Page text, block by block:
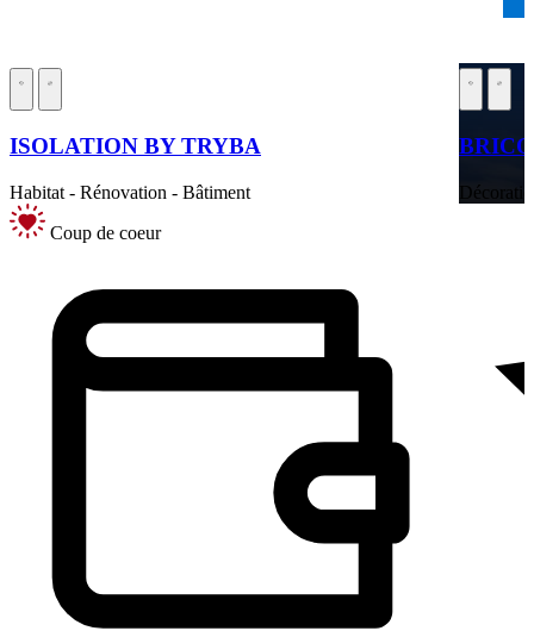
ISOLATION BY TRYBA
Habitat - Rénovation - Bâtiment
Coup de coeur